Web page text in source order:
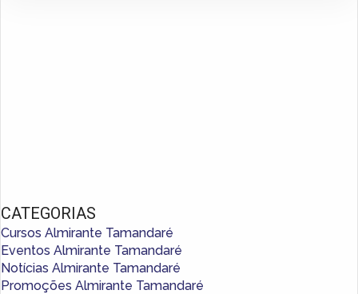
CATEGORIAS
Cursos Almirante Tamandaré
Eventos Almirante Tamandaré
Notícias Almirante Tamandaré
Promoções Almirante Tamandaré